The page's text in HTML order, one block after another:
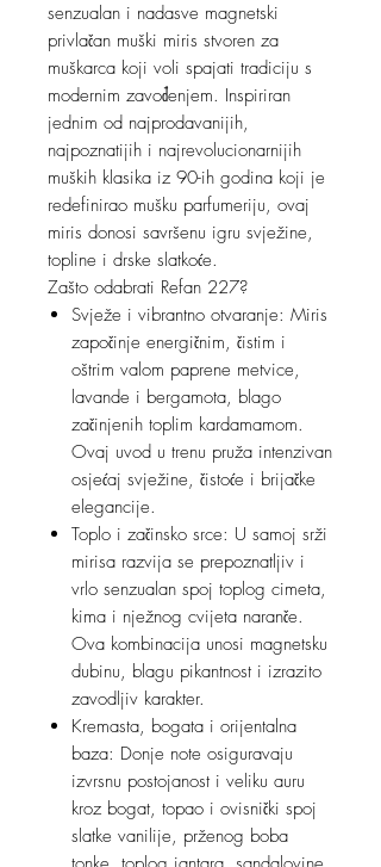
senzualan i nadasve magnetski
privlačan muški miris stvoren za
muškarca koji voli spajati tradiciju s
modernim zavođenjem. Inspiriran
jednim od najprodavanijih,
najpoznatijih i najrevolucionarnijih
muških klasika iz 90-ih godina koji je
redefinirao mušku parfumeriju, ovaj
miris donosi savršenu igru svježine,
topline i drske slatkoće.
Zašto odabrati Refan 227?
Svježe i vibrantno otvaranje: Miris
započinje energičnim, čistim i
oštrim valom paprene metvice,
lavande i bergamota, blago
začinjenih toplim kardamamom.
Ovaj uvod u trenu pruža intenzivan
osjećaj svježine, čistoće i brijačke
elegancije.
Toplo i začinsko srce: U samoj srži
mirisa razvija se prepoznatljiv i
vrlo senzualan spoj toplog cimeta,
kima i nježnog cvijeta naranče.
Ova kombinacija unosi magnetsku
dubinu, blagu pikantnost i izrazito
zavodljiv karakter.
Kremasta, bogata i orijentalna
baza: Donje note osiguravaju
izvrsnu postojanost i veliku auru
kroz bogat, topao i ovisnički spoj
slatke vanilije, prženog boba